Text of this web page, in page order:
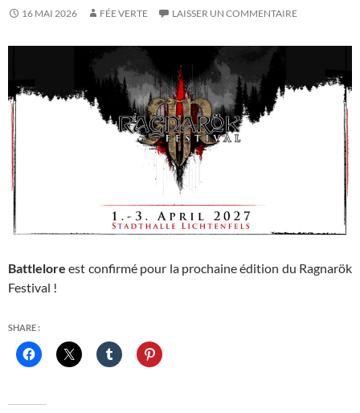
16 MAI 2026 FÉE VERTE LAISSER UN COMMENTAIRE
Battlelore est confirmé pour la prochaine édition du Ragnarök
Festival !
SHARE :